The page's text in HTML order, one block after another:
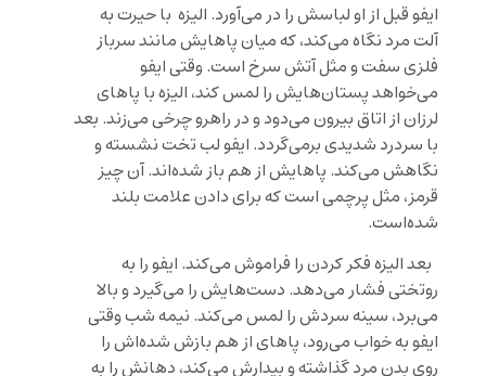
ایفو قبل از او لباسش را در می‌آورد. الیزه با حیرت به
آلت مرد نگاه می‌کند، که میان پاهایش مانند سرباز
فلزی سفت و مثل آتش سرخ است. وقتی ایفو
می‌خواهد پستان‌هایش را لمس کند، الیزه با پاهای
لرزان از اتاق بیرون می‌دود و در راهرو چرخی می‌زند. بعد
با سردرد شدیدی برمی‌گردد. ایفو لب تخت نشسته و
نگاهش می‌کند. پاهایش از هم باز شده‌اند. آن چیز
قرمز، مثل پرچمی است که برای دادن علامت بلند
شده‌است.
بعد الیزه فکر کردن را فراموش می‌کند. ایفو را به
روتختی فشار می‌دهد. دست‌هایش را می‌گیرد و بالا
می‌برد، سینه سردش را لمس می‌کند. نیمه شب وقتی
ایفو به خواب می‌رود، پاهای از هم بازش شده‌اش را
روی بدن مرد گذاشته و بیدارش می‌کند، دهانش را به